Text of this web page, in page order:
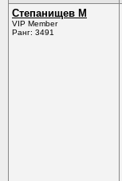
Степанищев М
VIP Member
Ранг: 3491